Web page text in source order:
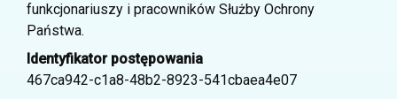
funkcjonariuszy i pracowników Służby Ochrony
Państwa.
Identyfikator postępowania
467ca942-c1a8-48b2-8923-541cbaea4e07